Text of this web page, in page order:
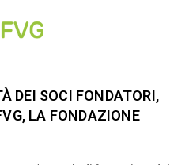
DEI SOCI FONDATORI,
LA FONDAZIONE